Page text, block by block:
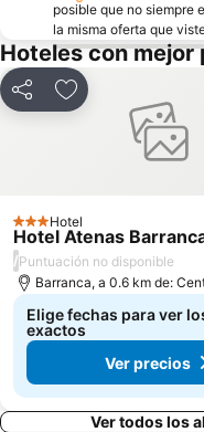
posible que no siempre
la misma oferta que
Hoteles con mejor
CompartirAgregar a
3 Estrellas
Hotel
Hotel Atenas
/Puntuación no disponible
Barranca, a 0.6 km de:
Elige fechas para ver
exactos
Ver precios
Ver todos los